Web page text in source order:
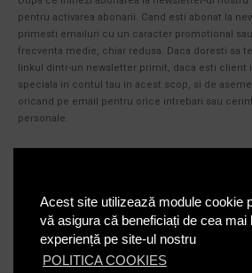
Acest site utilizează module cookie
vă asigura că beneficiați de cea mai
experiență pe site-ul nostru
POLITICA COOKIES
pentru activarea abonarii. Cand esti abonat la
primesti emailuri cu un caracter promotional
frecventa medie, chiar redusa. Daca doresti sa
linkul dintr-un newsletter primit, daca esti client
speciala in contul tau in acest scop, si de
oricand pe email pentru orice intrebari sau
personale.
Am citit şi sunt de acord cu Politica de